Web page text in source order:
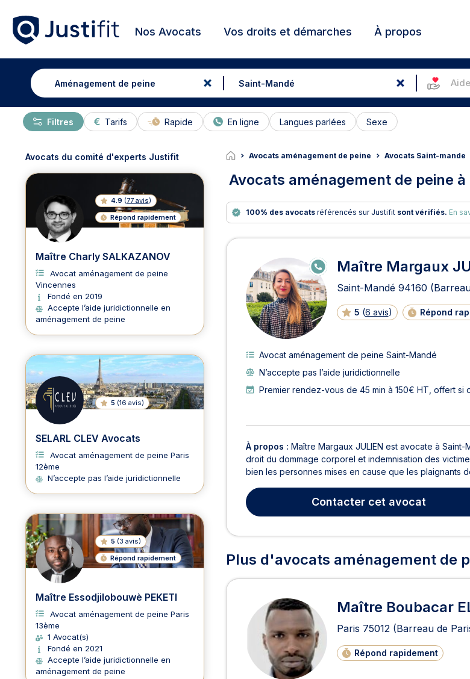
Nos Avocats Vos droits et démarches À propos
Tarifs Rapide En ligne Langues parlées Sexe
Filtres
Avocats aménagement de peine Avocats Saint-mande
Avocats aménagement de peine
100% des avocats référencés sur Justifit sont vérifiés. En
Avocats en aménagement
Maître Margaux
Saint-Mandé 94160
5 (6 avis) Répond
E
N
LI
G
N
E
Avocat aménagement de peine Saint-Mandé
N’accepte pas l’aide juridictionnelle
Premier rendez-vous de 45 min à 150€ HT, offert si
À propos : Maître Margaux JULIEN est avocate à
droit du dommage corporel et indemnisation des
bien les personnes mises en cause que les plaignants
Contacter cet avocat
Plus d'avocats aménagement de
Maître Boubacar
Paris 75012 (Barreau de
Répond rapidement
Avocats du comité d'experts Justifit
4.9 (77 avis)
Répond rapidement
Maître Charly SALKAZANOV
Avocat aménagement de peine
Vincennes
Fondé en 2019
Accepte l’aide juridictionnelle en
aménagement de peine
5 (16 avis)
SELARL CLEV Avocats
Avocat aménagement de peine Paris
12ème
N’accepte pas l’aide juridictionnelle
5 (3 avis)
Répond rapidement
Maître Essodjilobouwè PEKETI
Avocat aménagement de peine Paris
13ème
1 Avocat(s)
Fondé en 2021
Accepte l’aide juridictionnelle en
aménagement de peine